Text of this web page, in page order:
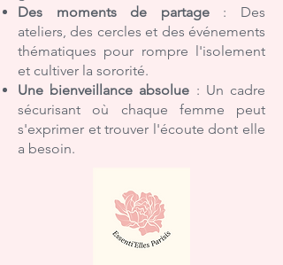
Des moments de partage : Des
ateliers, des cercles et des événements
thématiques pour rompre l'isolement
et cultiver la sororité.
Une bienveillance absolue : Un cadre
sécurisant où chaque femme peut
s'exprimer et trouver l'écoute dont elle
a besoin.